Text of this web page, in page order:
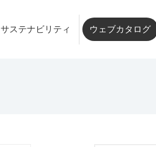
サステナビリティ ウェブカタログ